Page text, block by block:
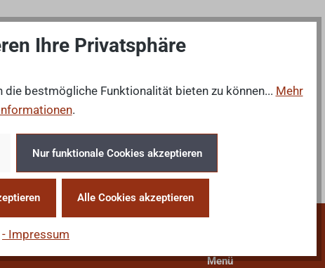
Menü
Ihre Privatsphäre
bestmögliche Funktionalität bieten zu können... Mehr
.
Nur funktionale Cookies akzeptieren
Alle Cookies akzeptieren
- Impressum